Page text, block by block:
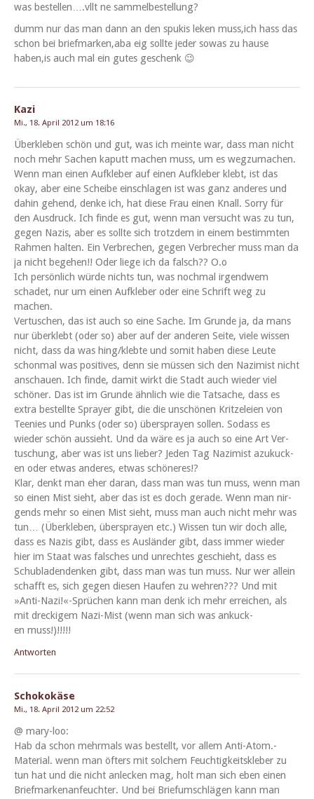
was bestellen….vllt ne sammelbestellung?
dumm nur das man dann an den spukis leken muss,ich hass das
schon bei briefmarken,aba eig sollte jed­er sowas zu hause
haben,is auch mal ein gutes geschenk 😉
Kazi
Mi., 18. April 2012 um 18:16
Überkleben schön und gut, was ich meinte war, dass man nicht
noch mehr Sachen kaputt machen muss, um es wegzu­machen.
Wenn man einen Aufk­le­ber auf einen Aufk­le­ber klebt, ist das
okay, aber eine Scheibe ein­schla­gen ist was ganz anderes und
dahin gehend, denke ich, hat diese Frau einen Knall. Sor­ry für
den Aus­druck. Ich finde es gut, wenn man ver­sucht was zu tun,
gegen Nazis, aber es sollte sich trotz­dem in einem bes­timmten
Rah­men hal­ten. Ein Ver­brechen, gegen Ver­brech­er muss man da
ja nicht bege­hen!! Oder liege ich da falsch?? O.o
Ich per­sön­lich würde nichts tun, was nochmal irgendwem
schadet, nur um einen Aufk­le­ber oder eine Schrift weg zu
machen.
Ver­tuschen, das ist auch so eine Sache. Im Grunde ja, da mans
nur überklebt (oder so) aber auf der anderen Seite, viele wis­sen
nicht, dass da was hing/klebte und somit haben diese Leute
schon­mal was pos­i­tives, denn sie müssen sich den Naz­imist nicht
anschauen. Ich finde, damit wirkt die Stadt auch wieder viel
schön­er. Das ist im Grunde ähn­lich wie die Tat­sache, dass es
extra bestellte Sprayer gibt, die die unschö­nen Kritzeleien von
Tee­nies und Punks (oder so) über­sprayen sollen. Sodass es
wieder schön aussieht. Und da wäre es ja auch so eine Art Ver­
tuschung, aber was ist uns lieber? Jeden Tag Naz­imist azukuck­
en oder etwas anderes, etwas schöneres!?
Klar, denkt man eher daran, dass man was tun muss, wenn man
so einen Mist sieht, aber das ist es doch ger­ade. Wenn man nir­
gends mehr so einen Mist sieht, muss man auch nicht mehr was
tun… (Überkleben, über­sprayen etc.) Wis­sen tun wir doch alle,
dass es Nazis gibt, dass es Aus­län­der gibt, dass immer wieder
hier im Staat was falsches und unrecht­es geschieht, dass es
Schubladen­denken gibt, dass man was tun muss. Nur wer allein
schafft es, sich gegen diesen Haufen zu wehren??? Und mit
»Anti-Nazi!«-Sprüchen kann man denk ich mehr erre­ichen, als
mit dreck­igem Nazi-Mist (wenn man sich was ankuck­
en muss!)!!!!!
Antworten
Schokokäse
Mi., 18. April 2012 um 22:52
@ mary-loo:
Hab da schon mehrmals was bestellt, vor allem Anti-Atom.-
Material. wenn man öfters mit solchem Feuchtigkeit­skle­ber zu
tun hat und die nicht anleck­en mag, holt man sich eben einen
Brief­marke­nan­feuchter. Und bei Briefum­schlä­gen kann man